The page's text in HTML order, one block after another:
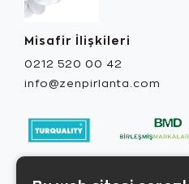
Misafir İlişkileri
0212 520 00 42
info@zenpirlanta.com